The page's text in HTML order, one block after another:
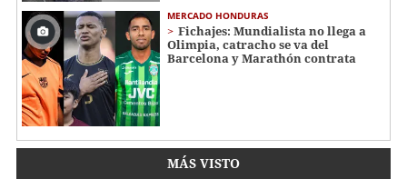
MERCADO HONDURAS
Fichajes: Mundialista no llega a
Olimpia, catracho se va del
Barcelona y Marathón contrata
MÁS VISTO